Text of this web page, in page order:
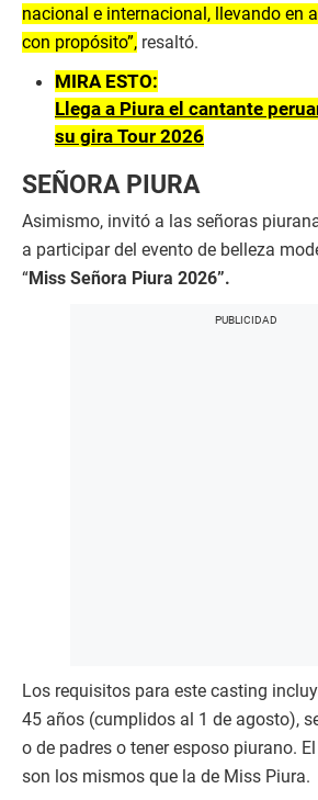
nacional e internacional, llevando en
con propósito”, resaltó.
MIRA ESTO:
Llega a Piura el cantante
su gira Tour 2026
SEÑORA PIURA
Asimismo, invitó a las señoras
a participar del evento de belleza
“Miss Señora Piura 2026”.
Los requisitos para este casting
45 años (cumplidos al 1 de agosto),
o de padres o tener esposo piurano.
son los mismos que la de Miss Piura.